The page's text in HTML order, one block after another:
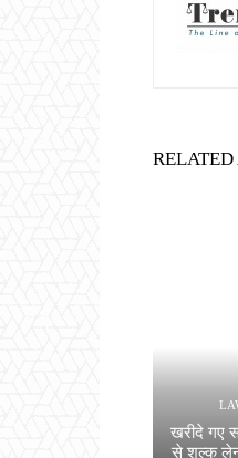
खरीदे गए
से शुल्क